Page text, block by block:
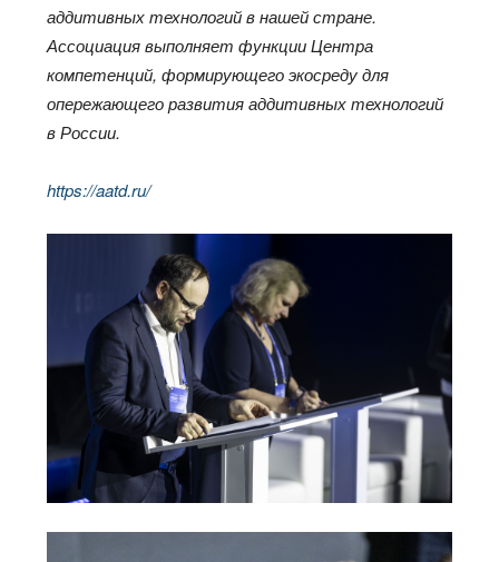
аддитивных технологий в нашей стране.
Ассоциация выполняет функции Центра
компетенций, формирующего экосреду для
опережающего развития аддитивных технологий
в России.
https://aatd.ru/